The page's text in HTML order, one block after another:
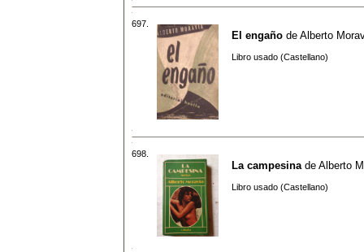
697.
El engaño de Alberto
Libro usado (Castellano)
698.
La campesina de Alberto
Libro usado (Castellano)